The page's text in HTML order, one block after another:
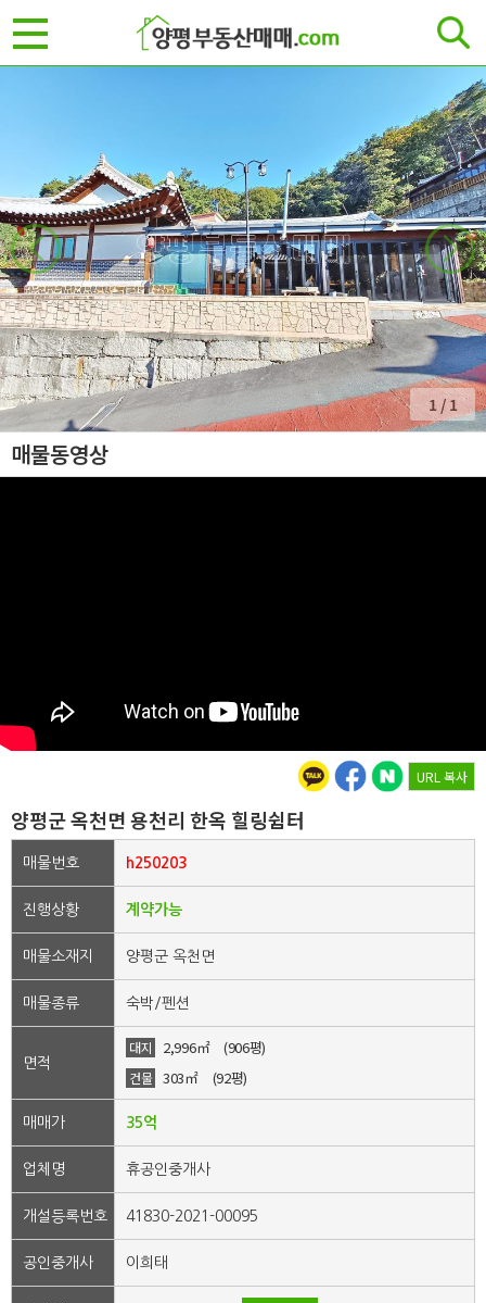
1/ 1
매물동영상
URL 복사
양평군 옥천면 용천리 한옥 힐링쉼터
매물번호 h250203
진행상황 계약가능
매물소재지 양평군 옥천면
매물종류 숙박/펜션
면적
대지 2,996㎡ (906평)
건물 303㎡ (92평)
매매가 35억
업체명 휴공인중개사
개설등록번호 41830-2021-00095
공인중개사 이희태